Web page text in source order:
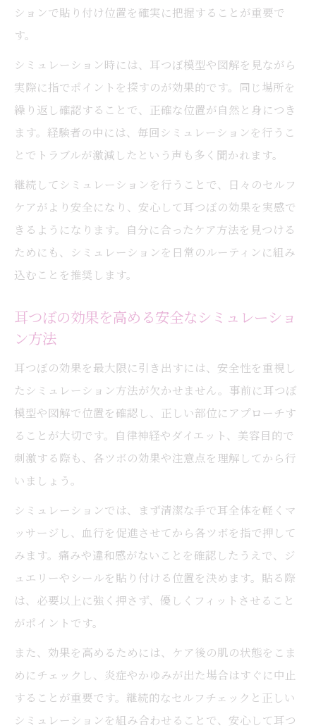
ツを紹介
耳つぼシミュレーションで肌トラブルを予
防する方法
初めてでも安心な耳つぼシミュレーションの使
い方ガイド
耳つぼシミュレーション初心者も安心のス
テップ解説
耳つぼシミュレーションの使い方と注意点
を丁寧に紹介
耳つぼの位置を簡単に確認できるシミュレ
耳つぼセルフケアを始める準備と基本ポイ
耳つぼシミュレーションのよくある疑問と
解決法
ションで貼り付け位置を確実に把握することが重要で
す。
シミュレーション時には、耳つぼ模型や図解を見ながら
実際に指でポイントを探すのが効果的です。同じ場所を
繰り返し確認することで、正確な位置が自然と身につき
ます。経験者の中には、毎回シミュレーションを行うこ
とでトラブルが激減したという声も多く聞かれます。
継続してシミュレーションを行うことで、日々のセルフ
ケアがより安全になり、安心して耳つぼの効果を実感で
きるようになります。自分に合ったケア方法を見つける
ためにも、シミュレーションを日常のルーティンに組み
込むことを推奨します。
耳つぼの効果を高める安全なシミュレーショ
ン方法
耳つぼの効果を最大限に引き出すには、安全性を重視し
たシミュレーション方法が欠かせません。事前に耳つぼ
模型や図解で位置を確認し、正しい部位にアプローチす
ることが大切です。自律神経やダイエット、美容目的で
刺激する際も、各ツボの効果や注意点を理解してから行
いましょう。
シミュレーションでは、まず清潔な手で耳全体を軽くマ
ッサージし、血行を促進させてから各ツボを指で押して
みます。痛みや違和感がないことを確認したうえで、ジ
ュエリーやシールを貼り付ける位置を決めます。貼る際
は、必要以上に強く押さず、優しくフィットさせること
がポイントです。
また、効果を高めるためには、ケア後の肌の状態をこま
めにチェックし、炎症やかゆみが出た場合はすぐに中止
することが重要です。継続的なセルフチェックと正しい
シミュレーションを組み合わせることで、安心して耳つ